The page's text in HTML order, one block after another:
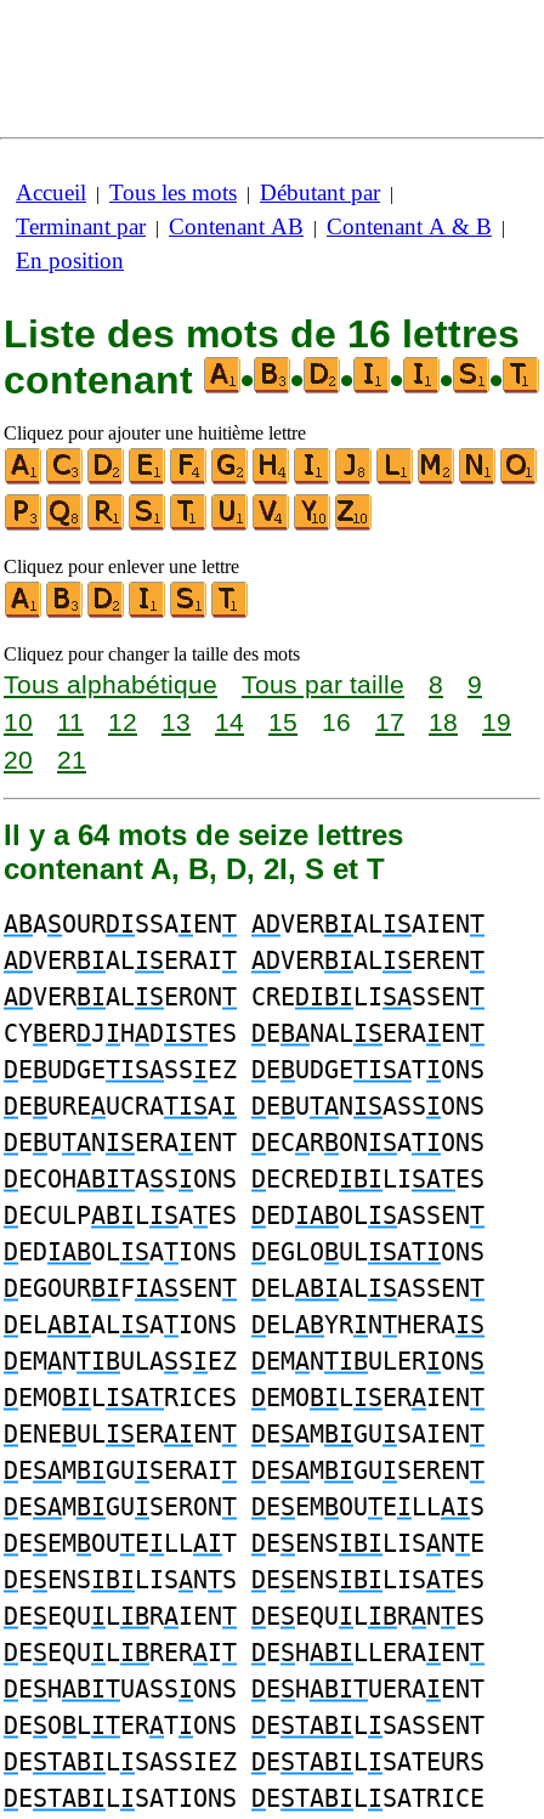
Accueil | Tous les mots | Débutant par|
Terminant par| Contenant AB | Contenant A & B |
En position
Liste des mots de 16 lettres
contenant
• • • • • •
Cliquez pour ajouter une huitième lettre
Cliquez pour enlever une lettre
Cliquez pour changer la taille des mots
Tous alphabétique Tous par taille 8
9
10
11 12 13 14 15 16 17 18
19
20
21
Il y a 64 mots de seize lettres
contenant A, B, D, 2I, S et T
ABASOURDISSAIENT ADVERBIALISAIENT
ADVERBIALISERAIT ADVERBIALISERENT
ADVERBIALISERONT CREDIBILISASSENT
CYBERDJIHADISTES DEBANALISERAIENT
DEBUDGETISASSIEZ DEBUDGETISATIONS
DEBUREAUCRATISAI DEBUTANISASSIONS
DEBUTANISERAIENT DECARBONISATIONS
DECOHABITASSIONS DECREDIBILISATES
DECULPABILISATES DEDIABOLISASSENT
DEDIABOLISATIONS DEGLOBULISATIONS
DEGOURBIFIASSENT DELABIALISASSENT
DELABIALISATIONS DELABYRINTHERAIS
DEMANTIBULASSIEZ DEMANTIBULERIONS
DEMOBILISATRICES DEMOBILISERAIENT
DENEBULISERAIENT DESAMBIGUISAIENT
DESAMBIGUISERAIT DESAMBIGUISERENT
DESAMBIGUISERONT DESEMBOUTEILLAIS
DESEMBOUTEILLAIT DESENSIBILISANTE
DESENSIBILISANTS DESENSIBILISATES
DESEQUILIBRAIENT DESEQUILIBRANTES
DESEQUILIBRERAIT DESHABILLERAIENT
DESHABITUASSIONS DESHABITUERAIENT
DESOBLITERATIONS DESTABILISASSENT
DESTABILISASSIEZ DESTABILISATEURS
DESTABILISATIONS DESTABILISATRICE